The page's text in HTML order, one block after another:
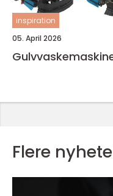
inspiration
05. April 2026
Flere